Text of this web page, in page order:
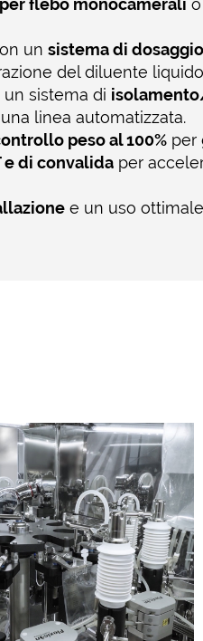
flebo monocamerali o
unsistema di
del diluente
sistema di
linea automatizzata.
peso al 100% per
e di convalida per
e un uso